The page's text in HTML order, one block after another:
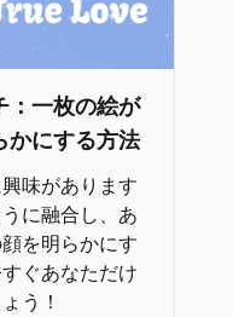
：一枚の絵が
かにする方法
味があります
に融合し、あ
を明らかにす
ぐあなただけ
う！